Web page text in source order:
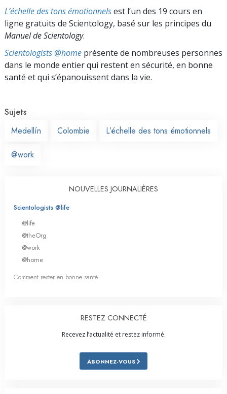
L’échelle des tons émotionnelsest l’un des 19 cours en
ligne gratuits de Scientology, basé sur les principes du
Manuel de Scientology.
Scientologists @home présente de nombreuses personnes
dans le monde entier qui restent en sécurité, en bonne
santé et qui s’épanouissent dans la vie.
Sujets
Medellín
Colombie L’échelle des tons émotionnels
@work
NOUVELLES JOURNALIÈRES
Scientologists @life
@life
@theOrg
@work
@home
Comment rester en bonne santé
RESTEZ CONNECTÉ
Recevez l’actualité et restez informé.
ABONNEZ-VOUS